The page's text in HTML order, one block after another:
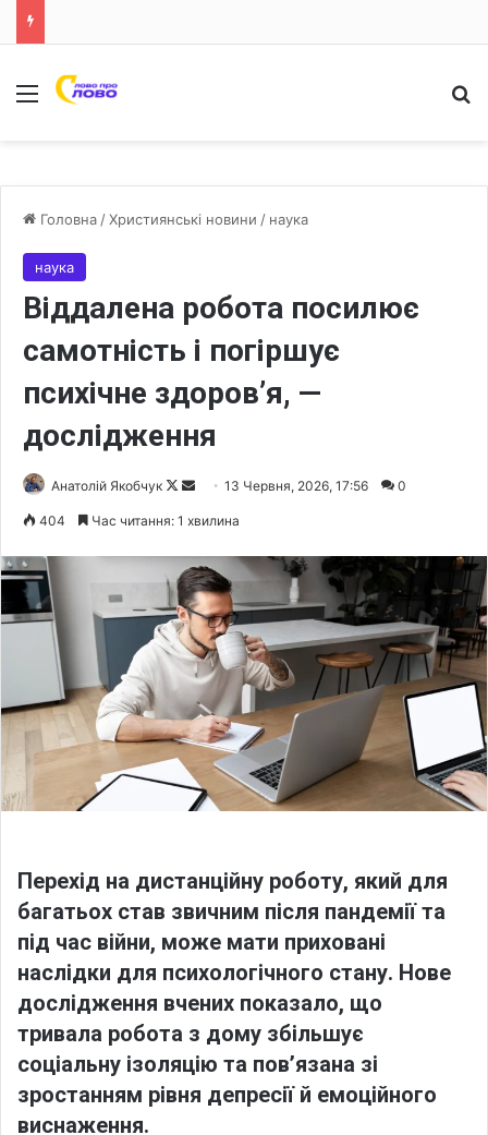
Меню
Головна /Християнські новини / наука
наука
Віддалена робота посилює
самотність і погіршує
психічне здоров’я, —
дослідження
Анатолій Якобчук
F
l
o
w
o
n
d
a
n
e
m
a
i
l
13 Червня, 2026, 17:56 0
404 Час читання: 1 хвилина
Перехід на дистанційну роботу, який для
багатьох став звичним після пандемії та
під час війни, може мати приховані
наслідки для психологічного стану. Нове
дослідження вчених показало, що
тривала робота з дому збільшує
соціальну ізоляцію та пов’язана зі
зростанням рівня депресії й емоційного
виснаження.